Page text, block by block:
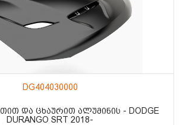
DG404030000
ᲓᲐ ᲪᲮᲐᲣᲠᲘᲗ ᲐᲚᲣᲛᲘᲜᲘᲡ - DODGE
DURANGO SRT 2018-